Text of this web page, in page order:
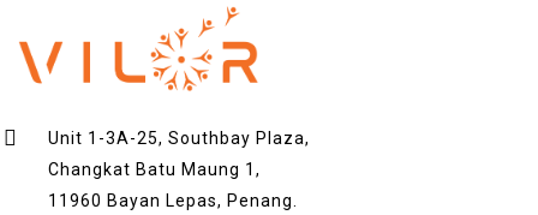
Unit 1-3A-25, Southbay Plaza,
Changkat Batu Maung 1,
11960 Bayan Lepas, Penang.